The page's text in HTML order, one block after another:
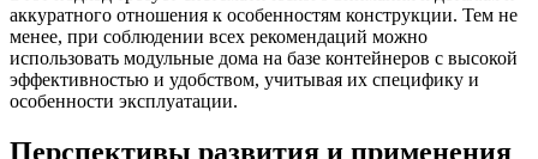
аккуратного отношения к особенностям конструкции. Тем не
менее, при соблюдении всех рекомендаций можно
использовать модульные дома на базе контейнеров с высокой
эффективностью и удобством, учитывая их специфику и
особенности эксплуатации.
Перспективы развития и применения